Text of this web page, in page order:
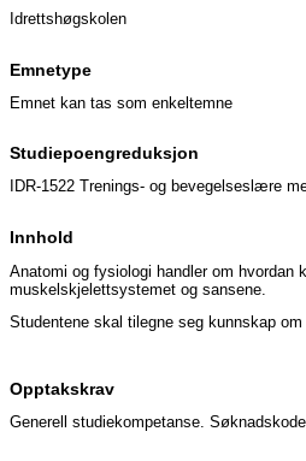
Idrettshøgskolen
Emnetype
Emnet kan tas som enkeltemne
Studiepoengreduksjon
IDR-1522 Trenings- og bevegelseslære
Innhold
Anatomi og fysiologi handler om hvordan
muskelskjelettsystemet og sansene.
Studentene skal tilegne seg kunnskap
Opptakskrav
Generell studiekompetanse.